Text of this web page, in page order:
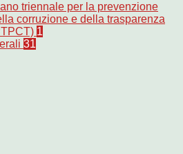
triennale per la prevenzione
corruzione e della trasparenza
1
31